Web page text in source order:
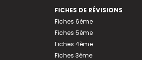
FICHES DE RÉVISIONS
Fiches 6ème
Fiches 5ème
Fiches 4ème
Fiches 3ème